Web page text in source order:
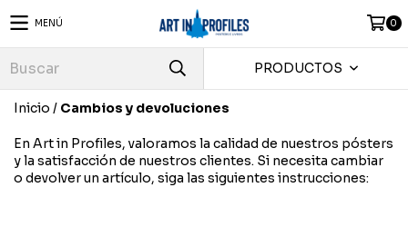
MENÚ 0
PRODUCTOS
Inicio / Cambios y devoluciones
En Art in Profiles, valoramos la calidad de nuestros pósters
y la satisfacción de nuestros clientes. Si necesita cambiar
o devolver un artículo, siga las siguientes instrucciones: